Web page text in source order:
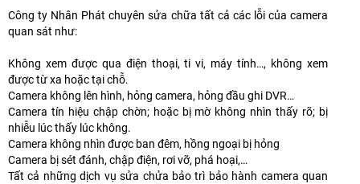
Công ty Nhân Phát chuyên sửa chữa tất cả các lỗi của camera
quan sát như:
Không xem được qua điện thoại, ti vi, máy tính…, không xem
được từ xa hoặc tại chỗ.
Camera không lên hình, hỏng camera, hỏng đầu ghi DVR…
Camera tín hiệu chập chờn; hoặc bị mờ không nhìn thấy rõ; bị
nhiễu lúc thấy lúc không.
Camera không nhìn được ban đêm, hồng ngoại bị hỏng
Camera bị sét đánh, chập điện, rơi vỡ, phá hoại,…
Tất cả những dịch vụ sửa chửa bảo trì bảo hành camera quan